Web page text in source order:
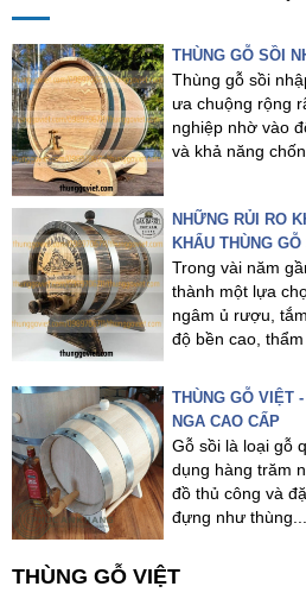
THÙNG GỖ SỒI
Thùng gỗ sồi
ưa chuộng rộng
nghiệp nhờ vào
và khả năng
NHỮNG RỦI RO
KHẨU THÙNG GỖ
Trong vài năm
thành một lựa
ngâm ủ rượu,
độ bền cao,
THÙNG GỖ VIỆT
NGA CAO CẤP
Gỗ sồi là loại gỗ
dụng hàng trăm
đồ thủ công và
đựng như thùng...
THÙNG GỖ VIỆT